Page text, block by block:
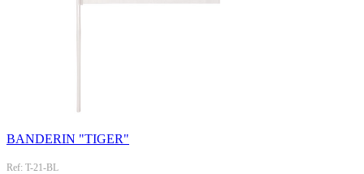
BANDERIN "TIGER"
Ref: T-21-BL